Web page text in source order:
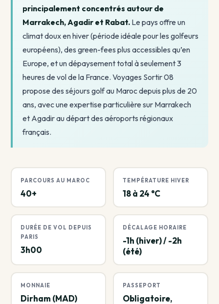
principalement concentrés autour de
Marrakech, Agadir et Rabat. Le pays offre un
climat doux en hiver (période idéale pour les golfeurs
européens), des green-fees plus accessibles qu’en
Europe, et un dépaysement total à seulement 3
heures de vol de la France. Voyages Sortir 08
propose des séjours golf au Maroc depuis plus de 20
ans, avec une expertise particulière sur Marrakech
et Agadir au départ des aéroports régionaux
français.
PARCOURS AU MAROC
40+
TEMPÉRATURE HIVER
18 à 24 °C
DURÉE DE VOL DEPUIS
PARIS
3h00
DÉCALAGE HORAIRE
-1h (hiver) / -2h
(été)
MONNAIE
Dirham (MAD)
PASSEPORT
Obligatoire,